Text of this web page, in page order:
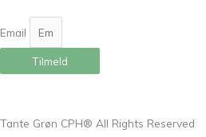
Email
Tilmeld
Tante Grøn CPH® All Rights Reserved